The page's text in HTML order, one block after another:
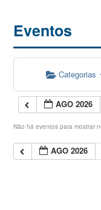
Eventos
Categorias
AGO 2026
Não há eventos para mostrar
AGO 2026